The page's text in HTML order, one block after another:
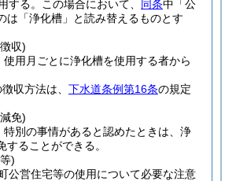
する。 この場合において、 同条中「公
は「浄化槽」と読み替えるものとす
収)
使用月ごとに浄化槽を使用する者から
収方法は、 下水道条例第16条の規定
免)
特別の事情があると認めたときは、浄
ることができる。
)
公営住宅等の使用について必要な注意